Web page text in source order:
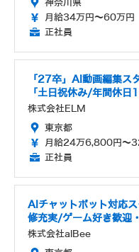
神奈川県
月給34万円～60万円
正社員
「27卒」AI動画編集
「土日祝休み/年間休
株式会社ELM
東京都
月給24万6,800円～
正社員
AIチャットボット対応
修充実/ゲーム好き歓迎
株式会社alBee